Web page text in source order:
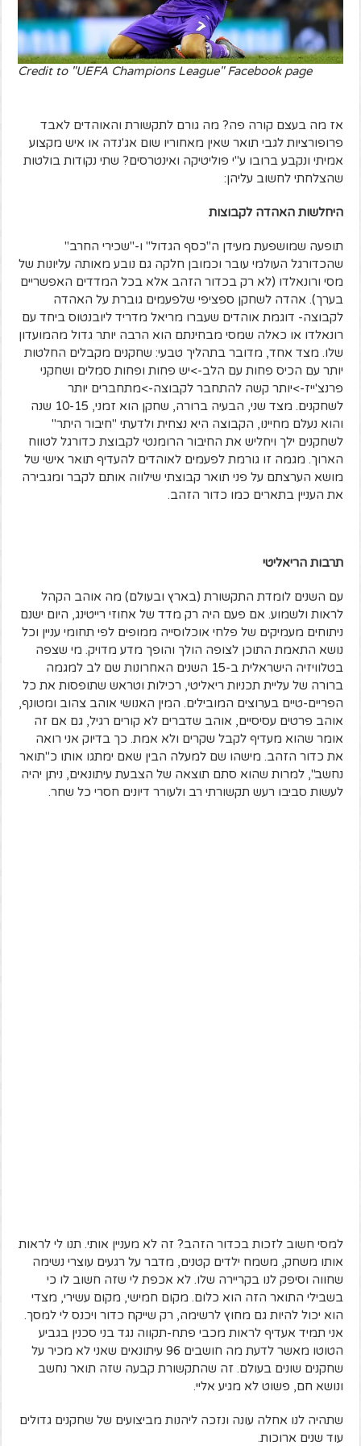
Credit to "UEFA Champions League" Facebook page
אז מה בעצם קורה פה? מה גורם לתקשורת והאוהדים לאבד
פרופורציות לגבי תואר שאין מאחוריו שום אג'נדה או איש מקצוע
אמיתי ונקבע ברובו ע"י פוליטיקה ואינטרסים? שתי נקודות בולטות
שהצלחתי לחשוב עליהן:
היחלשות האהדה לקבוצות
תופעה שמושפעת מעידן ה"כסף הגדול" ו-"שכירי החרב"
שהכדורגל העולמי עובר וכמובן חלקה גם נובע מאותה עליונות של
מסי ורונאלדו (לא רק בכדור הזהב אלא בכל המדדים האפשריים
בערך). אהדה לשחקן ספציפי שלפעמים גוברת על האהדה
לקבוצה- דוגמת אוהדים שעברו מריאל מדריד ליובנטוס ביחד עם
רונאלדו או כאלה שמסי מבחינתם הוא הרבה יותר גדול מהמועדון
שלו. מצד אחד, מדובר בתהליך טבעי: שחקנים מקבלים החלטות
יותר עם הכיס פחות עם הלב->יש פחות ופחות סמלים ושחקני
פרנצ'ייז->יותר קשה להתחבר לקבוצה->מתחברים יותר
לשחקנים. מצד שני, הבעיה ברורה, שחקן הוא זמני, 10-15 שנה
והוא נעלם מחיינו, הקבוצה היא נצחית ולדעתי "חיבור היתר"
לשחקנים ילך ויחליש את החיבור הרומנטי לקבוצת כדורגל לטווח
הארוך. מגמה זו גורמת לפעמים לאוהדים להעדיף תואר אישי של
מושא הערצתם על פני תואר קבוצתי שילווה אותם לקבר ומגבירה
את העניין בתארים כמו כדור הזהב.
תרבות הריאליטי
עם השנים לומדת התקשורת (בארץ ובעולם) מה אוהב הקהל
לראות ולשמוע. אם פעם היה רק מדד של אחוזי רייטינג, היום ישנם
ניתוחים מעמיקים של פלחי אוכלוסייה ממופים לפי תחומי עניין וכל
נושא התאמת התוכן לצופה הולך והופך מדע מדויק. מי שצפה
בטלוויזיה הישראלית ב-15 השנים האחרונות שם לב למגמה
ברורה של עליית תכניות ריאליטי, רכילות וטראש שתופסות את כל
הפריים-טיים בערוצים המובילים. המין האנושי אוהב צהוב ומטונף,
אוהב פרטים עסיסיים, אוהב שדברים לא קורים רגיל, גם אם זה
אומר שהוא מעדיף לקבל שקרים ולא אמת. כך בדיוק אני רואה
את כדור הזהב. מישהו שם למעלה הבין שאם ימתגו אותו כ"תואר
נחשב", למרות שהוא סתם תוצאה של הצבעת עיתונאים, ניתן יהיה
לעשות סביבו רעש תקשורתי רב ולעורר דיונים חסרי כל שחר.
למסי חשוב לזכות בכדור הזהב? זה לא מעניין אותי. תנו לי לראות
אותו משחק, משמח ילדים קטנים, מדבר על רגעים עוצרי נשימה
שחווה וסיפק לנו בקריירה שלו. לא אכפת לי שזה חשוב לו כי
בשבילי התואר הזה הוא כלום. מקום חמישי, מקום עשירי, מצדי
הוא יכול להיות גם מחוץ לרשימה, רק שייקח כדור ויכנס לי למסך.
אני תמיד אעדיף לראות מכבי פתח-תקווה נגד בני סכנין בגביע
הטוטו מאשר לדעת מה חושבים 96 עיתונאים שאני לא מכיר על
שחקנים שונים בעולם. זה שהתקשורת קבעה שזה תואר נחשב
ונושא חם, פשוט לא מגיע אליי.
שתהיה לנו אחלה עונה ונזכה ליהנות מביצועים של שחקנים גדולים
עוד שנים ארוכות.